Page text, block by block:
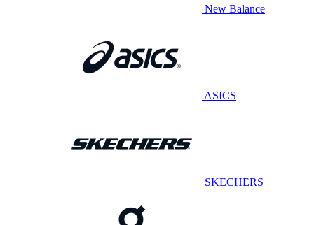
New Balance
ASICS
SKECHERS